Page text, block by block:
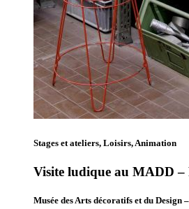
Stages et ateliers, Loisirs, Animation
Visite ludique au MADD –
Musée des Arts décoratifs et du Design